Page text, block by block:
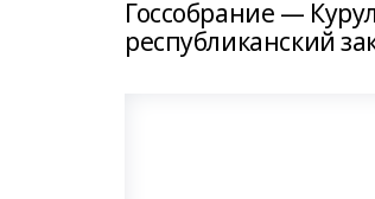
Госсобрание —
республиканский